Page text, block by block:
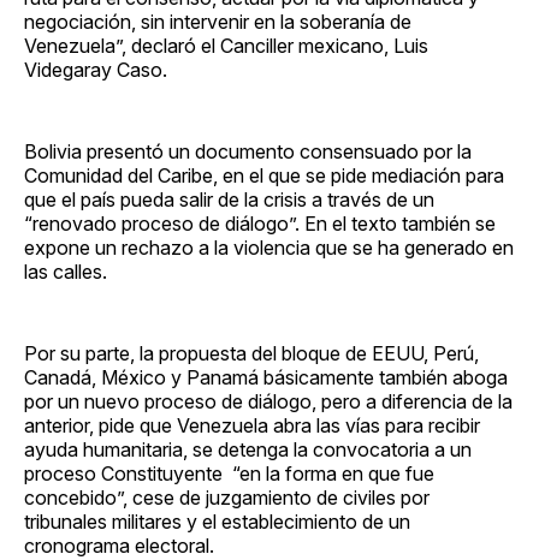
negociación, sin intervenir en la soberanía de
Venezuela”, declaró el Canciller mexicano, Luis
Videgaray Caso.
Bolivia presentó un documento consensuado por la
Comunidad del Caribe, en el que se pide mediación para
que el país pueda salir de la crisis a través de un
“renovado proceso de diálogo”. En el texto también se
expone un rechazo a la violencia que se ha generado en
las calles.
Por su parte, la propuesta del bloque de EEUU, Perú,
Canadá, México y Panamá básicamente también aboga
por un nuevo proceso de diálogo, pero a diferencia de la
anterior, pide que Venezuela abra las vías para recibir
ayuda humanitaria, se detenga la convocatoria a un
proceso Constituyente “en la forma en que fue
concebido”, cese de juzgamiento de civiles por
tribunales militares y el establecimiento de un
cronograma electoral.